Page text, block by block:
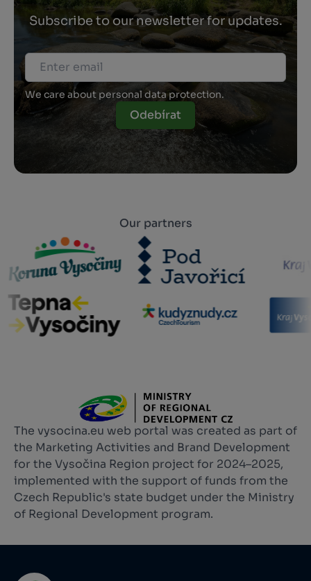
Subscribe to our newsletter for updates.
We care about personal data protection.
Odebírat
Our partners
The vysocina.eu web portal was created as part of
the Marketing Activities and Brand Development
for the Vysočina Region project for 2024–2025,
implemented with the support of funds from the
Czech Republic's state budget under the Ministry
of Regional Development program.